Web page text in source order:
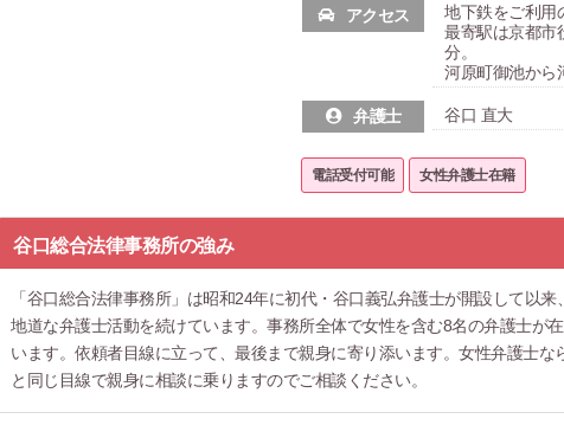
アクセス
地下鉄をご利用
最寄駅は京都
分。
河原町御池から
弁護士 谷口 直大
電話受付可能 女性弁護士在籍
谷口総合法律事務所の強み
「谷口総合法律事務所」は昭和24年に初代・谷口義弘弁護士が開設して以
地道な弁護士活動を続けています。事務所全体で女性を含む8名の弁護士が
います。依頼者目線に立って、最後まで親身に寄り添います。女性弁護士
と同じ目線で親身に相談に乗りますのでご相談ください。